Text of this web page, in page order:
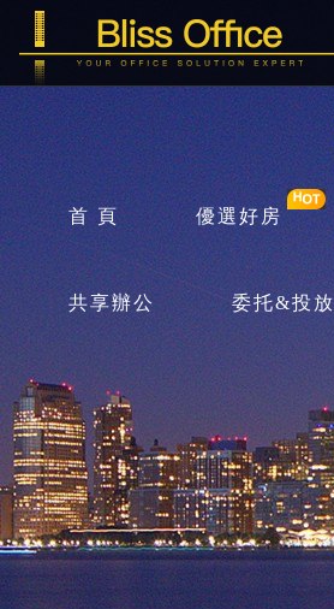
首 頁 優選好房
共享辦公 委托&投放